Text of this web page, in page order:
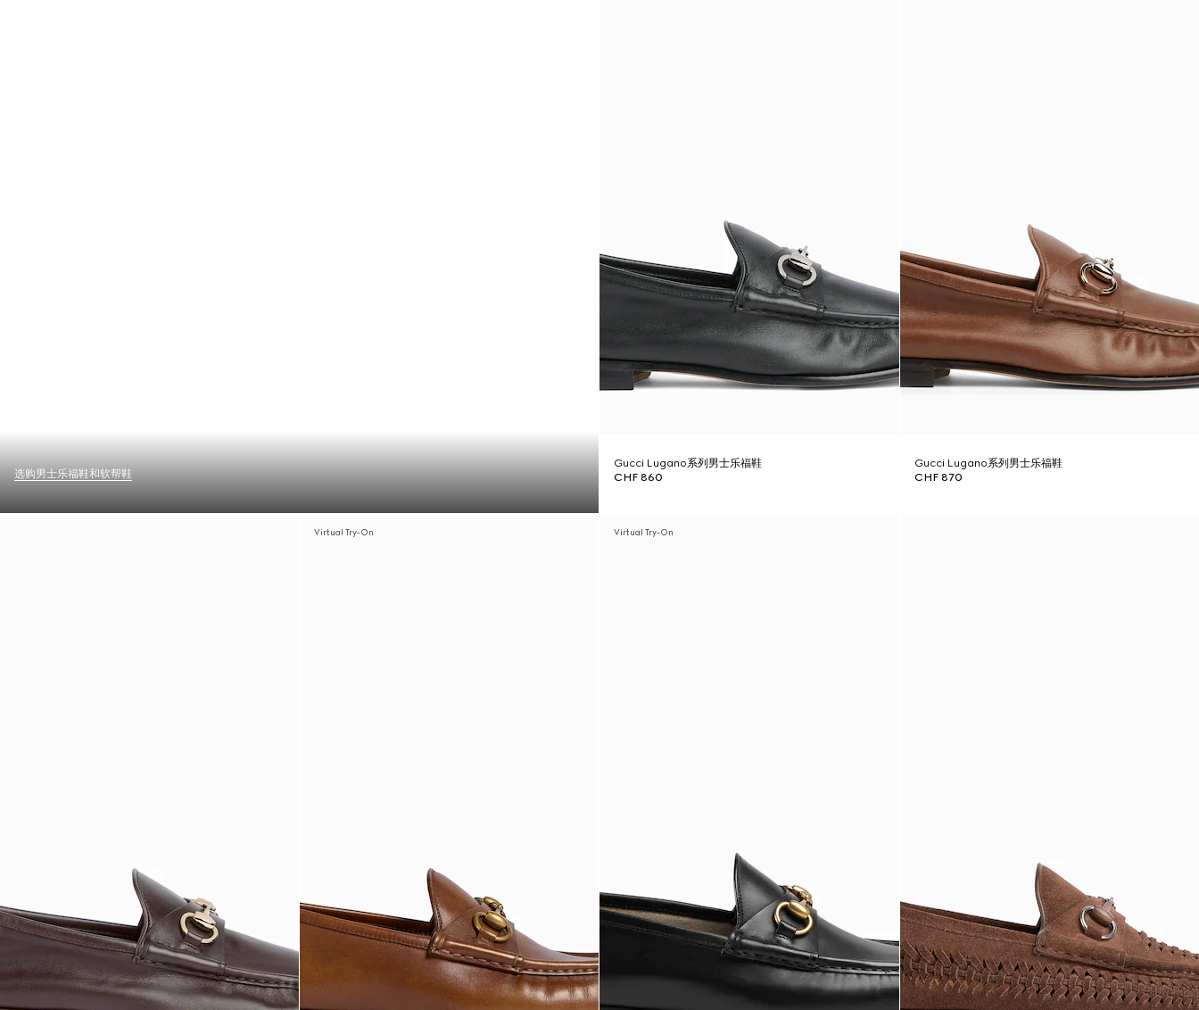
选购男士乐福鞋和软帮鞋
Gucci Lugano系列男士乐福鞋
CHF 860
Gucci Lugano系列男士乐福鞋
CHF 870
Virtual Try-On Virtual Try-On